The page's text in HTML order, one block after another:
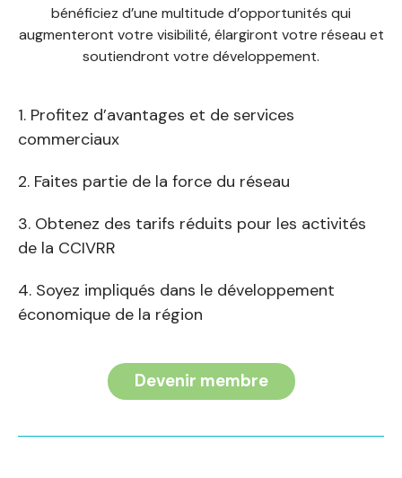
bénéficiez d’une multitude d’opportunités qui
augmenteront votre visibilité, élargiront votre réseau et
soutiendront votre développement.
Profitez d’avantages et de services
commerciaux
Faites partie de la force du réseau
Obtenez des tarifs réduits pour les activités
de la CCIVRR
Soyez impliqués dans le développement
économique de la région
Devenir membre